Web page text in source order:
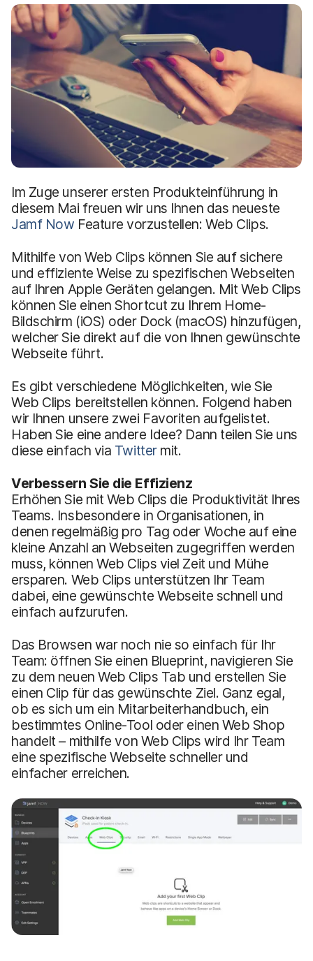
u
p
i
n
h
n
Im Zuge unserer ersten Produkteinführung in
diesem Mai freuen wir uns Ihnen das neueste
Jamf Now Feature vorzustellen: Web Clips.
Mithilfe von Web Clips können Sie auf sichere
und effiziente Weise zu spezifischen Webseiten
auf Ihren Apple Geräten gelangen. Mit Web Clips
können Sie einen Shortcut zu Ihrem Home-
Bildschirm (iOS) oder Dock (macOS) hinzufügen,
welcher Sie direkt auf die von Ihnen gewünschte
Webseite führt.
Es gibt verschiedene Möglichkeiten, wie Sie
Web Clips bereitstellen können. Folgend haben
wir Ihnen unsere zwei Favoriten aufgelistet.
Haben Sie eine andere Idee? Dann teilen Sie uns
diese einfach via Twittermit.
Verbessern Sie die Effizienz
Erhöhen Sie mit Web Clips die Produktivität Ihres
Teams. Insbesondere in Organisationen, in
denen regelmäßig pro Tag oder Woche auf eine
kleine Anzahl an Webseiten zugegriffen werden
muss, können Web Clips viel Zeit und Mühe
ersparen. Web Clips unterstützen Ihr Team
dabei, eine gewünschte Webseite schnell und
einfach aufzurufen.
Das Browsen war noch nie so einfach für Ihr
Team: öffnen Sie einen Blueprint, navigieren Sie
zu dem neuen Web Clips Tab und erstellen Sie
einen Clip für das gewünschte Ziel. Ganz egal,
ob es sich um ein Mitarbeiterhandbuch, ein
bestimmtes Online-Tool oder einen Web Shop
handelt – mithilfe von Web Clips wird Ihr Team
eine spezifische Webseite schneller und
einfacher erreichen.